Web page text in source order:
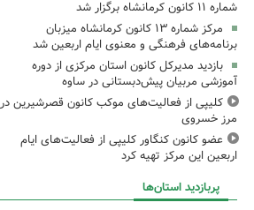
شماره ۱۱ کانون کرمانشاه برگزار شد
مرکز شماره ۱۳ کانون کرمانشاه میزبان
برنامه‌های فرهنگی و معنوی ایام اربعین شد
بازدید مدیرکل کانون استان مرکزی از دوره
آموزشی مربیان پیش‌دبستانی در ساوه
کلیپی از فعالیت‌های موکب کانون قصرشیرین در
مرز خسروی
عضو کانون کنگاور کلیپی از فعالیت‌های ایام
اربعین این مرکز تهیه کرد
پربازدید استان‌ها